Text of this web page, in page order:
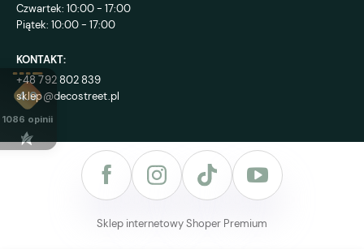
Czwartek: 10:00 - 17:00
Piątek: 10:00 - 17:00
KONTAKT:
+48 792 802 839
sklep@decostreet.pl
4.9
1086 opinii
Sklep internetowy Shoper Premium